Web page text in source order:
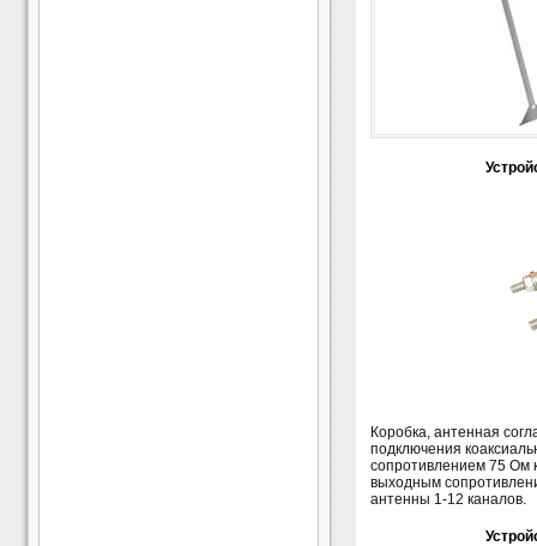
Коробка, антенная
подключения
сопротивлением 75 Ом
выходным
антенны 1-12 каналов.